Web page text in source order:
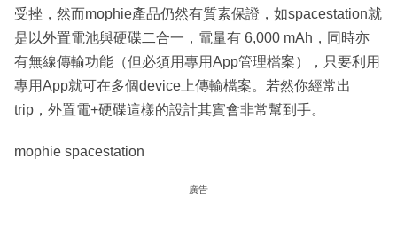
受挫，然而mophie產品仍然有質素保證，如spacestation就
是以外置電池與硬碟二合一，電量有 6,000 mAh，同時亦
有無線傳輸功能（但必須用專用App管理檔案），只要利用
專用App就可在多個device上傳輸檔案。若然你經常出
trip，外置電+硬碟這樣的設計其實會非常幫到手。
mophie spacestation
廣告